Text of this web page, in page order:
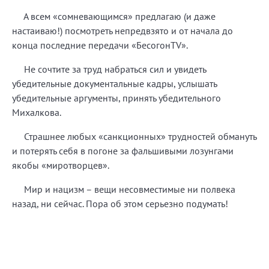
А всем «сомневающимся» предлагаю (и даже
настаиваю!) посмотреть непредвзято и от начала до
конца последние передачи «БесогонTV».
Не сочтите за труд набраться сил и увидеть
убедительные документальные кадры, услышать
убедительные аргументы, принять убедительного
Михалкова.
Страшнее любых «санкционных» трудностей обмануть
и потерять себя в погоне за фальшивыми лозунгами
якобы «миротворцев».
Мир и нацизм – вещи несовместимые ни полвека
назад, ни сейчас. Пора об этом серьезно подумать!